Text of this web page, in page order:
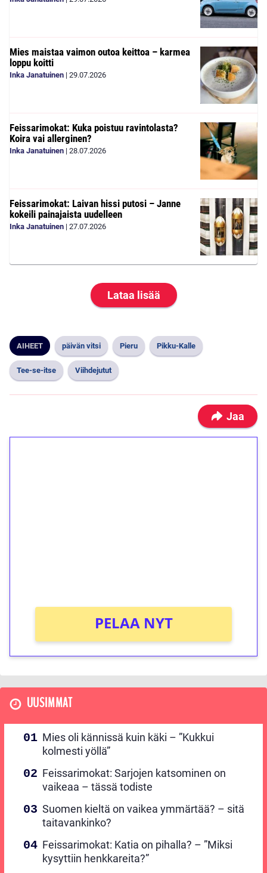
Mies maistaa vaimon outoa keittoa – karmea
loppu koitti
Inka Janatuinen | 29.07.2026
Feissarimokat: Kuka poistuu ravintolasta?
Koira vai allerginen?
Inka Janatuinen | 28.07.2026
Feissarimokat: Laivan hissi putosi – Janne
kokeili painajaista uudelleen
Inka Janatuinen | 27.07.2026
Lataa lisää
AIHEET päivän vitsi Pieru Pikku-Kalle
Tee-se-itse Viihdejutut
Jaa
PELAA NYT
UUSIMMAT
Mies oli kännissä kuin käki – ”Kukkui
kolmesti yöllä”
Feissarimokat: Sarjojen katsominen on
vaikeaa – tässä todiste
Suomen kieltä on vaikea ymmärtää? – sitä
taitavankinko?
Feissarimokat: Katia on pihalla? – ”Miksi
kysyttiin henkkareita?”